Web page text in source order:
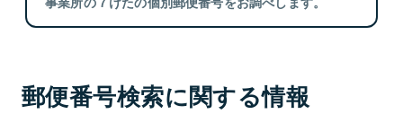
郵便番号検索に関する情報